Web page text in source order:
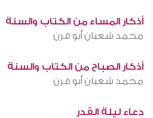
أذكار المساء من الكتاب والسنة
محمد شعبان أبو قرن
أذكار الصباح من الكتاب والسنة
محمد شعبان أبو قرن
دعاء ليلة القدر